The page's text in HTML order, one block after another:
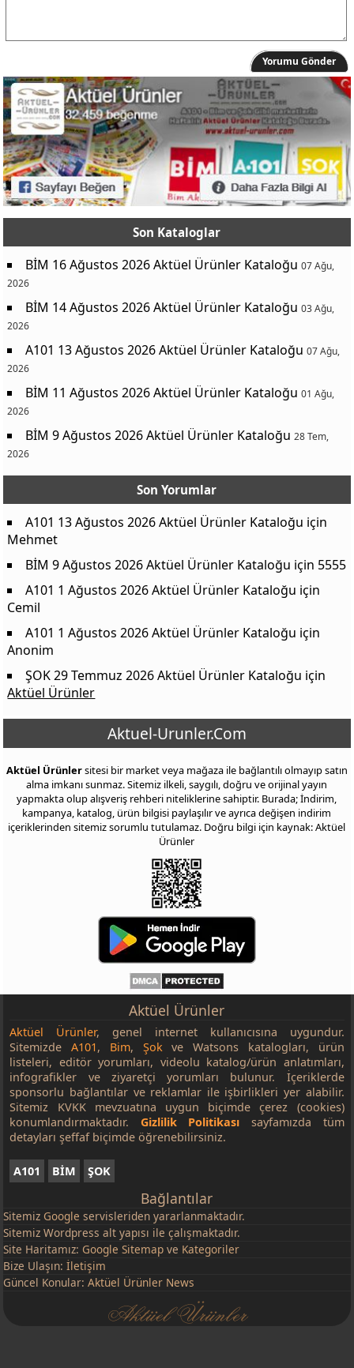
Yorumu Gönder
Son Kataloglar
BİM 16 Ağustos 2026 Aktüel Ürünler Kataloğu 07 Ağu,
2026
BİM 14 Ağustos 2026 Aktüel Ürünler Kataloğu 03 Ağu,
2026
A101 13 Ağustos 2026 Aktüel Ürünler Kataloğu 07 Ağu,
2026
BİM 11 Ağustos 2026 Aktüel Ürünler Kataloğu 01 Ağu,
2026
BİM 9 Ağustos 2026 Aktüel Ürünler Kataloğu 28 Tem,
2026
Son Yorumlar
A101 13 Ağustos 2026 Aktüel Ürünler Kataloğu için
Mehmet
BİM 9 Ağustos 2026 Aktüel Ürünler Kataloğu için 5555
A101 1 Ağustos 2026 Aktüel Ürünler Kataloğu için
Cemil
A101 1 Ağustos 2026 Aktüel Ürünler Kataloğu için
Anonim
ŞOK 29 Temmuz 2026 Aktüel Ürünler Kataloğu için
Aktüel Ürünler
Aktuel-Urunler.Com
Aktüel Ürünlersitesi bir market veya mağaza ile bağlantılı olmayıp satın
alma imkanı sunmaz. Sitemiz ilkeli, saygılı, doğru ve orijinal yayın
yapmakta olup alışveriş rehberi niteliklerine sahiptir. Burada; İndirim,
kampanya, katalog, ürün bilgisi paylaşılır ve ayrıca değişen indirim
içeriklerinden sitemiz sorumlu tutulamaz. Doğru bilgi için kaynak: Aktüel
Ürünler
Aktüel Ürünler
Aktüel Ürünler, genel internet kullanıcısına uygundur.
SitemizdeA101, Bim, Şokve Watsons katalogları, ürün
listeleri, editör yorumları, videolu katalog/ürün anlatımları,
infografikler ve ziyaretçi yorumları bulunur. İçeriklerde
sponsorlu bağlantılar ve reklamlar ile işbirlikleri yer alabilir.
Sitemiz KVKK mevzuatına uygun biçimde çerez (cookies)
konumlandırmaktadır. Gizlilik Politikası sayfamızda tüm
detayları şeffaf biçimde öğrenebilirsiniz.
A101 BİM ŞOK
Bağlantılar
Sitemiz Google servisleriden yararlanmaktadır.
Sitemiz Wordpress alt yapısı ile çalışmaktadır.
Site Haritamız: Google Sitemap ve Kategoriler
Bize Ulaşın:İletişim
Güncel Konular:Aktüel Ürünler News